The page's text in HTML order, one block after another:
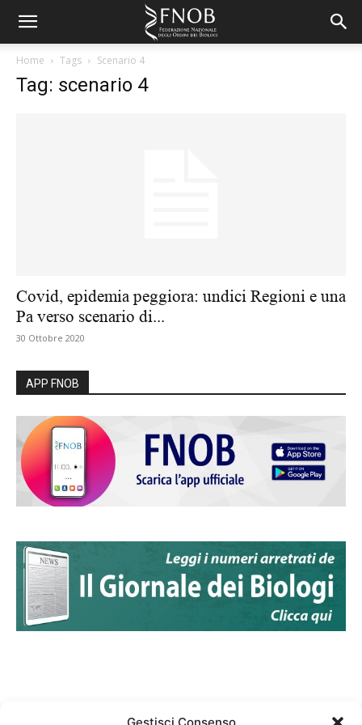
Home Tags Scenario 4
Tag: scenario 4
Covid, epidemia peggiora: undici Regioni e una
Pa verso scenario di...
30 Ottobre 2020
APP FNOB